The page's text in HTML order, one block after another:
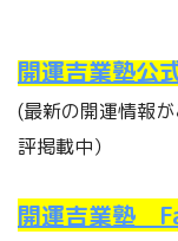
開運吉業塾公
(最新の開運情報
評掲載中）
開運吉業塾